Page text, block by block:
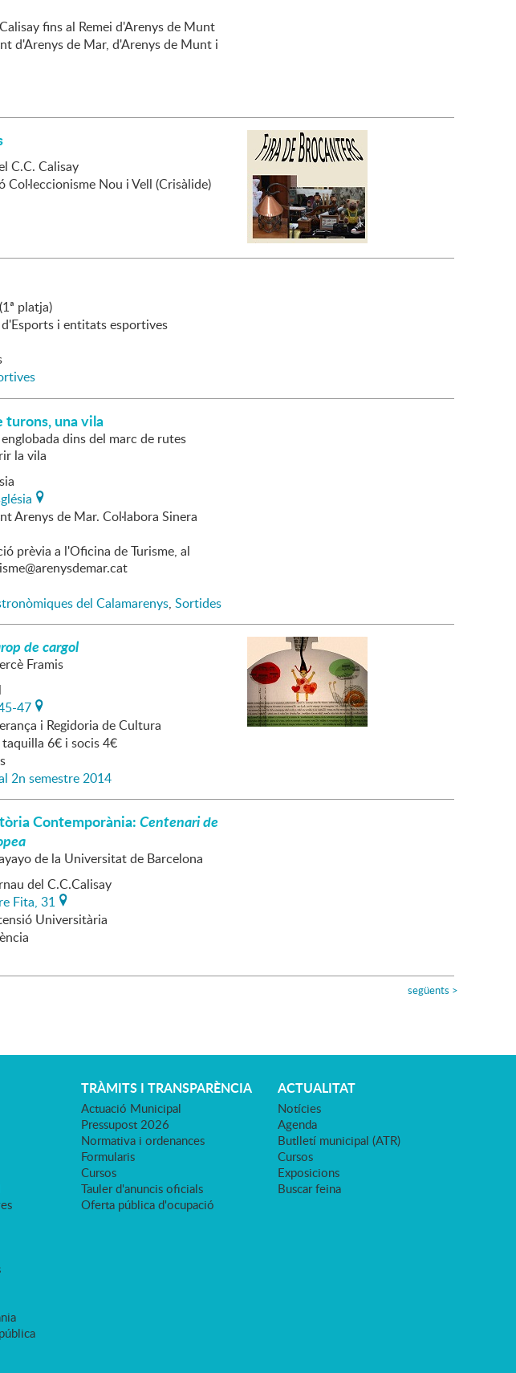
fins al Remei d'Arenys de Munt
d'Arenys de Mar, d'Arenys de Munt i
C.C. Calisay
Col·leccionisme Nou i Vell (Crisàlide)
platja)
d'Esports i entitats esportives
turons, una vila
dins del marc de rutes
la vila
Arenys de Mar. Col·labora Sinera
prèvia a l'Oficina de Turisme, al
del Calamarenys, Sortides
de cargol
Framis
47
i Regidoria de Cultura
6€ i socis 4€
2n semestre 2014
Contemporània:Centenari de
de la Universitat de Barcelona
del C.C.Calisay
Fita, 31
Universitària
següents >
TRÀMITS I TRANSPARÈNCIA
Actuació Municipal
Pressupost 2026
Normativa i ordenances
Formularis
Cursos
Tauler d'anuncis oficials
Oferta pública d'ocupació
ACTUALITAT
Notícies
Agenda
Butlletí municipal (ATR)
Cursos
Exposicions
Buscar feina